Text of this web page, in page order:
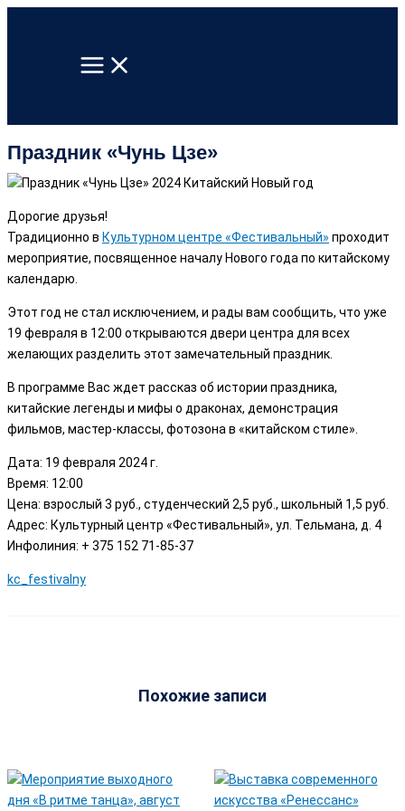
содержимому
Праздник «Чунь Цзе»
Дорогие друзья!
Традиционно в Культурном центре «Фестивальный» проходит
мероприятие, посвященное началу Нового года по китайскому
календарю.
Этот год не стал исключением, и рады вам сообщить, что уже
19 февраля в 12:00 открываются двери центра для всех
желающих разделить этот замечательный праздник.
В программе Вас ждет рассказ об истории праздника,
китайские легенды и мифы о драконах, демонстрация
фильмов, мастер-классы, фотозона в «китайском стиле».
Дата: 19 февраля 2024 г.
Время: 12:00
Цена: взрослый 3 руб., студенческий 2,5 руб., школьный 1,5 руб.
Адрес: Культурный центр «Фестивальный», ул. Тельмана, д. 4
Инфолиния: + 375 152 71-85-37
kc_festivalny
Похожие записи